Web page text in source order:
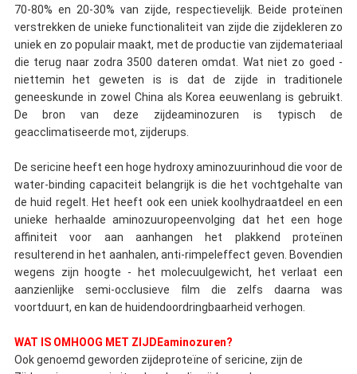
70-80% en 20-30% van zijde, respectievelijk. Beide proteïnen
verstrekken de unieke functionaliteit van zijde die zijdekleren zo
uniek en zo populair maakt, met de productie van zijdemateriaal
die terug naar zodra 3500 dateren omdat. Wat niet zo goed -
niettemin het geweten is is dat de zijde in traditionele
geneeskunde in zowel China als Korea eeuwenlang is gebruikt.
De bron van deze zijdeaminozuren is typisch de
geacclimatiseerde mot, zijderups.
De sericine heeft een hoge hydroxy aminozuurinhoud die voor de
water-binding capaciteit belangrijk is die het vochtgehalte van
de huid regelt. Het heeft ook een uniek koolhydraatdeel en een
unieke herhaalde aminozuuropeenvolging dat het een hoge
affiniteit voor aan aanhangen het plakkend proteïnen
resulterend in het aanhalen, anti-rimpeleffect geven. Bovendien
wegens zijn hoogte - het molecuulgewicht, het verlaat een
aanzienlijke semi-occlusieve film die zelfs daarna was
voortduurt, en kan de huidendoordringbaarheid verhogen.
WAT IS OMHOOG MET ZIJDEaminozuren?
Ook genoemd geworden zijdeproteïne of sericine, zijn de